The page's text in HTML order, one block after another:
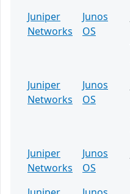
Juniper
Networks
Junos
OS
Juniper
Networks
Junos
OS
Juniper
Networks
Junos
OS